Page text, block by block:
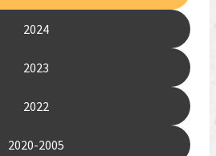
2024
2023
2022
2020-2005